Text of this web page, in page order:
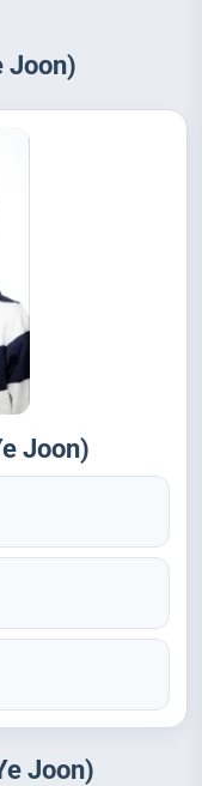
Joon)
Joon)
Joon)